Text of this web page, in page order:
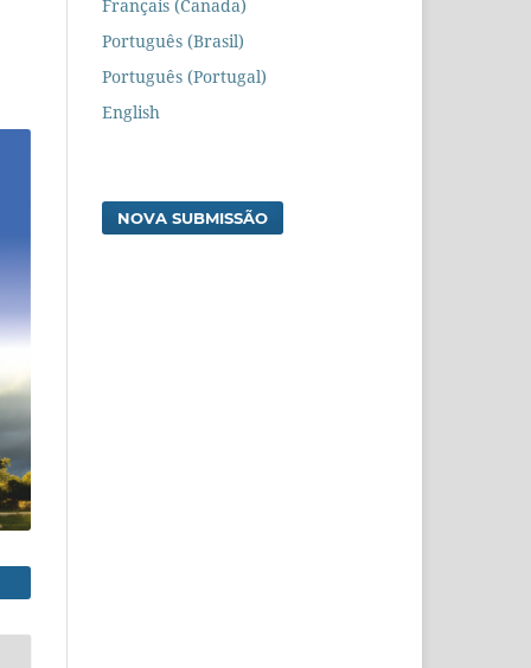
Français (Canada)
Português (Brasil)
Português (Portugal)
English
NOVA SUBMISSÃO